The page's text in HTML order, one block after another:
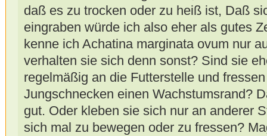
daß es zu trocken oder zu heiß ist, Daß
eingraben würde ich also eher als gutes
kenne ich Achatina marginata ovum nur
verhalten sie sich denn sonst? Sind sie
regelmäßig an die Futterstelle und
Jungschnecken einen Wachstumsrand?
gut. Oder kleben sie sich nur an anderer
sich mal zu bewegen oder zu fressen?